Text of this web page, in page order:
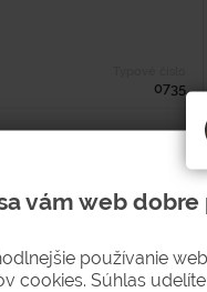
0735
úpravou - žiarové
vám web
používanie
cookies. Súhlas